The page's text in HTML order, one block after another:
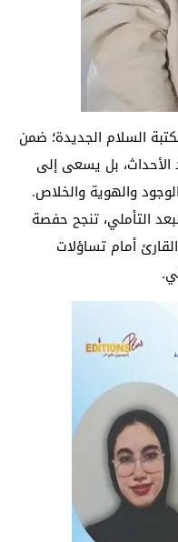
السلام الجديدة؛ ضمن
بل يسعى إلى
والهوية والخلاص.
التأملي، تنجح حفصة
أمام تساؤلات